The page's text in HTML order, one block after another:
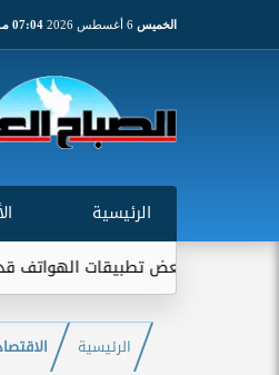
الخميس 07:04 مـ
الرئيسية
بعض تطبيقات الهواتف قد تشارك
الرئيسية